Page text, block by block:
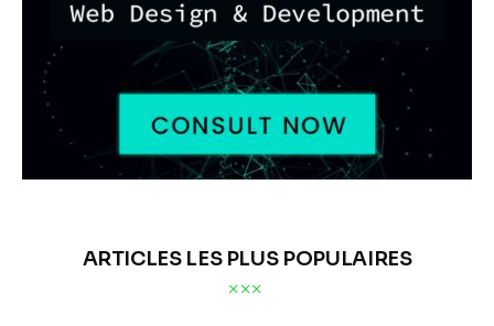
ARTICLES LES PLUS POPULAIRES